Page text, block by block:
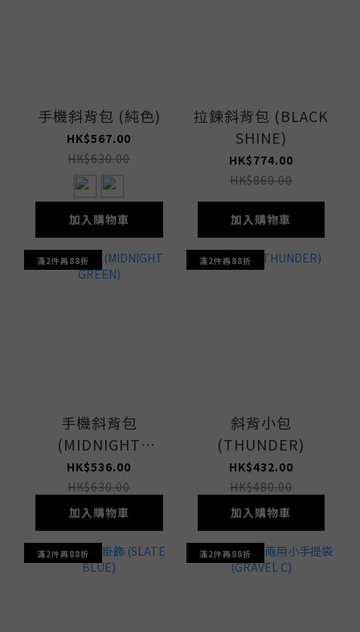
手機斜背包 (純色)
HK$567.00
HK$630.00
加入購物車
拉鍊斜背包 (BLACK
SHINE)
HK$774.00
HK$860.00
加入購物車
滿2件再88折
手機斜背包
(MIDNIGHT
GREEN)
HK$536.00
HK$630.00
加入購物車
滿2件再88折
斜背小包
(THUNDER)
HK$432.00
HK$480.00
加入購物車
滿2件再88折 滿2件再88折